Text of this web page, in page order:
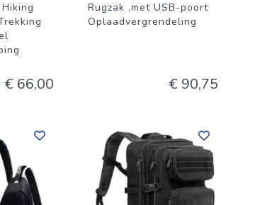
€ 66,00
Rugzak ,met USB-poort
Oplaadvergrendeling
€ 90,75